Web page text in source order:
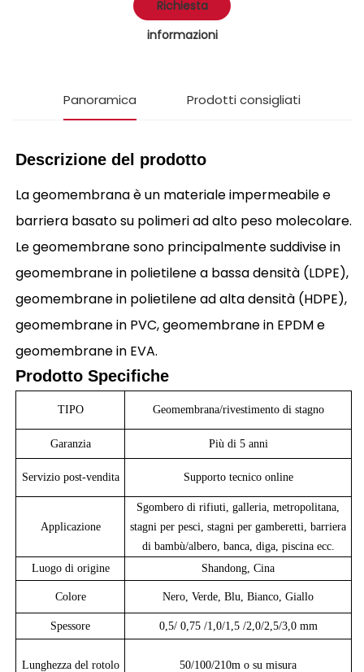
Richiesta
informazioni
Panoramica Prodotti consigliati
Descrizione del prodotto
La geomembrana è un materiale impermeabile e
barriera basato su polimeri ad alto peso molecolare.
Le geomembrane sono principalmente suddivise in
geomembrane in polietilene a bassa densità (LDPE),
geomembrane in polietilene ad alta densità (HDPE),
geomembrane in PVC, geomembrane in EPDM e
geomembrane in EVA.
Prodotto Specifiche
TIPO Geomembrana/rivestimento di stagno
Garanzia Più di 5 anni
Servizio post-vendita Supporto tecnico online
Applicazione
Sgombero di rifiuti, galleria, metropolitana,
stagni per pesci, stagni per gamberetti, barriera
di bambù/albero, banca, diga, piscina ecc.
Luogo di origine
Shandong, Cina
Colore Nero, Verde, Blu, Bianco, Giallo
Spessore 0,5/ 0,75 /1,0/1,5 /2,0/2,5/3,0 mm
Lunghezza del rotolo 50/100/210m o su misura